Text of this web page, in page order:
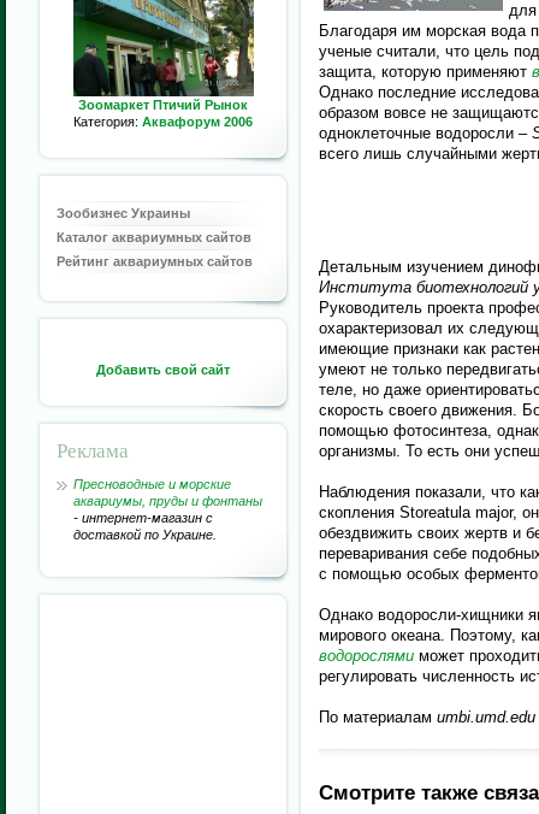
Зоомаркет Птичий Рынок
Категория: Аквафорум 2006
Зообизнес Украины
Каталог аквариумных сайтов
Рейтинг аквариумных сайтов
Добавить свой сайт
Реклама
Пресноводные и морские
аквариумы, пруды и фонтаны
- интернет-магазин с
доставкой по Украине.
для
Благодаря им морская вода
ученые считали, что цель
защита, которую применяют
Однако последние
образом вовсе не
одноклеточные водоросли –
всего лишь случайными
Детальным изучением
Института
Руководитель проекта
охарактеризовал их
имеющие признаки как
умеют не только
теле, но даже
скорость своего движения.
помощью фотосинтеза,
организмы. То есть они
Наблюдения показали, что
скопления Storeatula major,
обездвижить своих жертв и
переваривания себе
с помощью особых
Однако водоросли-хищники
мирового океана. Поэтому,
водорослями может
регулировать численность
По материалам umbi.umd.edu
Смотрите также